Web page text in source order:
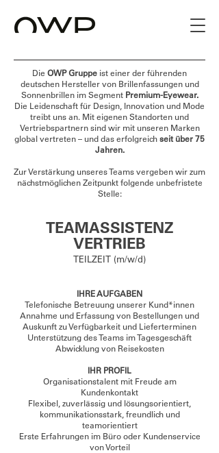
Die OWP Gruppe ist einer der führenden
deutschen Hersteller von Brillenfassungen und
Sonnenbrillen im Segment Premium-Eyewear.
Die Leidenschaft für Design, Innovation und Mode
treibt uns an. Mit eigenen Standorten und
Vertriebspartnern sind wir mit unseren Marken
global vertreten – und das erfolgreichseit über 75
Jahren.
Zur Verstärkung unseres Teams vergeben wir zum
nächstmöglichen Zeitpunkt folgende unbefristete
Stelle:
TEAMASSISTENZ
VERTRIEB
TEILZEIT (m/w/d)
IHRE AUFGABEN
Telefonische Betreuung unserer Kund*innen
Annahme und Erfassung von Bestellungen und
Auskunft zu Verfügbarkeit und Lieferterminen
Unterstützung des Teams im Tagesgeschäft
Abwicklung von Reisekosten
IHR PROFIL
Organisationstalent mit Freude am
Kundenkontakt
Flexibel, zuverlässig und lösungsorientiert,
kommunikationsstark, freundlich und
teamorientiert
Erste Erfahrungen im Büro oder Kundenservice
von Vorteil